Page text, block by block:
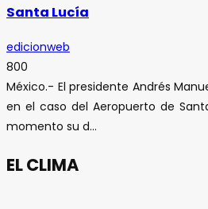
Santa Lucía
edicionweb
800
México.- El presidente Andrés
en el caso del Aeropuerto de
momento su d...
EL CLIMA